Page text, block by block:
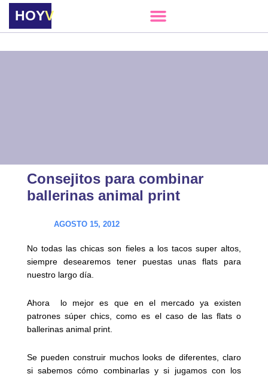
HOYVERE
Consejitos para combinar
ballerinas animal print
AGOSTO 15, 2012
No todas las chicas son fieles a los tacos super altos,
siempre desearemos tener puestas unas flats para
nuestro largo día.
Ahora lo mejor es que en el mercado ya existen
patrones súper chics, como es el caso de las flats o
ballerinas animal print.
Se pueden construir muchos looks de diferentes, claro
si sabemos cómo combinarlas y si jugamos con los